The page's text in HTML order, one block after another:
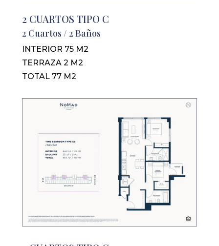
2 CUARTOS TIPO C
2 Cuartos / 2 Baños
INTERIOR 75 M2
TERRAZA 2 M2
TOTAL 77 M2